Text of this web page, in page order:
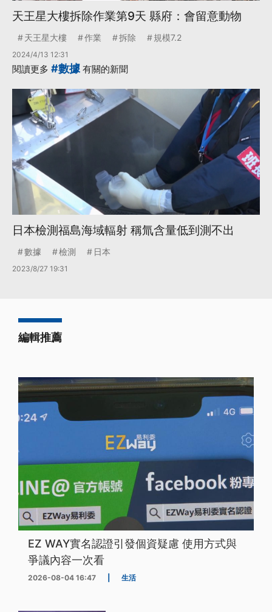
天王星大樓拆除作業第9天 縣府：會留意動物
天王星大樓 作業 拆除 規模7.2
2024/4/13 12:31
閱讀更多 #數據有關的新聞
日本檢測福島海域輻射 稱氚含量低到測不出
數據 檢測 日本
2023/8/27 19:31
編輯推薦
EZ WAY實名認證引發個資疑慮 使用方式與
爭議內容一次看
2026-08-04 16:47 生活